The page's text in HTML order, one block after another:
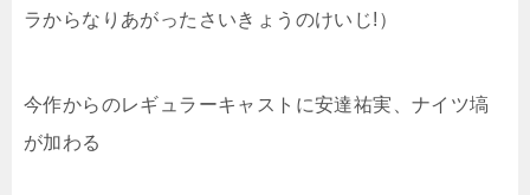
ラからなりあがったさいきょうのけいじ!）
今作からのレギュラーキャストに安達祐実、ナイツ塙
が加わる